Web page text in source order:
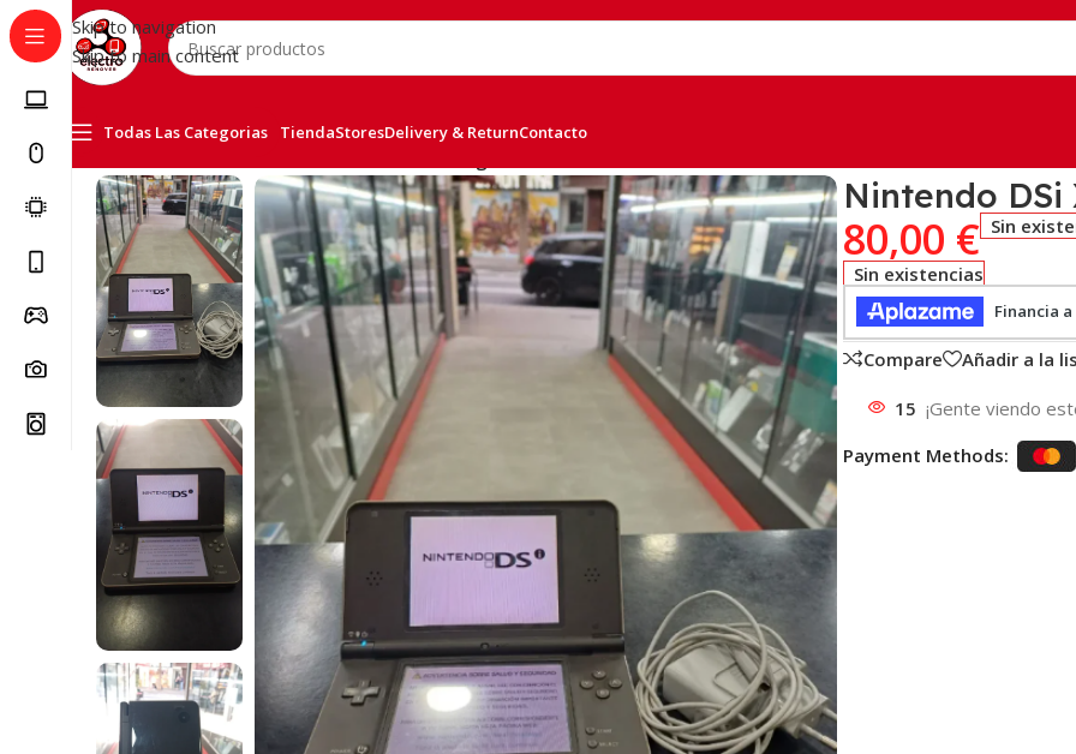
Skip to navigation
Skip to main content
Todas Las Categorias TiendaStoresDelivery & ReturnContacto
Nintendo DSi
80,00 € Sin
Sin existencias
Compare Añadir a la
15 ¡Gente viendo
Payment Methods: